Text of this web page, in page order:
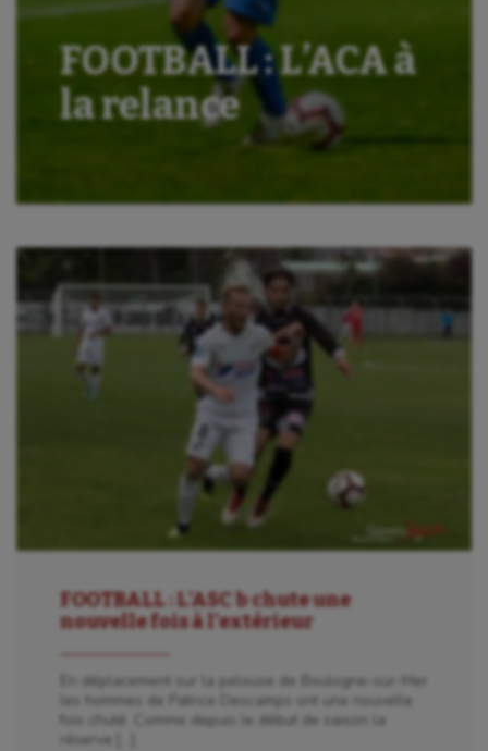
FOOTBALL : L’ACA à
la relance
FOOTBALL : L’ASC b chute une
nouvelle fois à l’extérieur
En déplacement sur la pelouse de Boulogne-sur-Mer
les hommes de Patrice Descamps ont une nouvelle
fois chuté. Comme depuis le début de saison la
réserve […]